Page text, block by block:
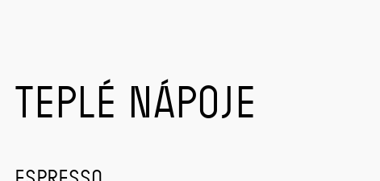
TEPLÉ NÁPOJE